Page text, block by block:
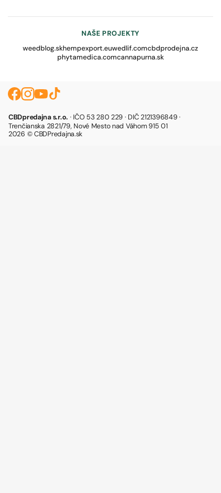
NAŠE PROJEKTY
weedblog.skhempexport.euwedlif.comcbdprodejna.cz
phytamedica.comcannapurna.sk
CBDpredajna s.r.o. · IČO 53 280 229 · DIČ 2121396849 ·
Trenčianska 2821/79, Nové Mesto nad Váhom 915 01
2026 © CBDPredajna.sk